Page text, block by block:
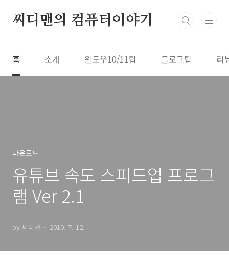
씨디맨의 컴퓨터이야기
홈 소개 윈도우10/11팁 블로그팁 리
다운로드
유튜브 속도 스피드업 프로그
램 Ver 2.1
by 씨디맨 2010. 7. 12.